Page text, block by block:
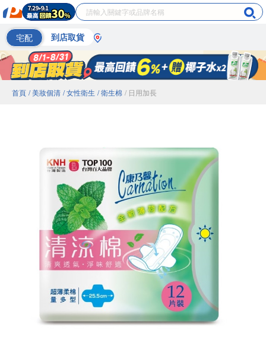
宅配 到店取貨
首頁 / 美妝個清 / 女性衛生 / 衛生棉 / 日用加長